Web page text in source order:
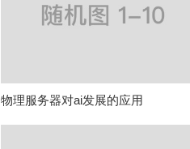
物理服务器对ai发展的应用